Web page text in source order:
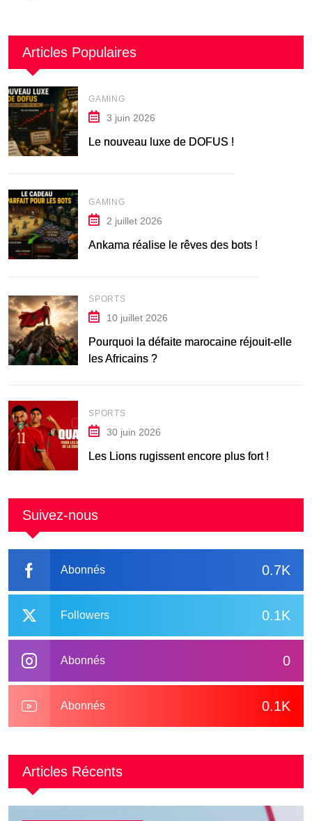
Articles Populaires
GAMING
3 juin 2026
Le nouveau luxe de DOFUS !
GAMING
2 juillet 2026
Ankama réalise le rêves des bots !
SPORTS
10 juillet 2026
Pourquoi la défaite marocaine réjouit-elle
les Africains ?
SPORTS
30 juin 2026
Les Lions rugissent encore plus fort !
Suivez-nous
0.7K
Abonnés
0.1K
Followers
0
Abonnés
0.1K
Abonnés
Articles Récents